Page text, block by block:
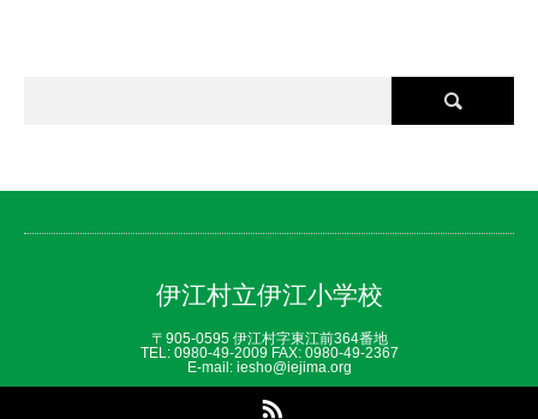
伊江村立伊江小学校
〒905-0595 伊江村字東江前364番地
TEL: 0980‐49‐2009 FAX: 0980‐49‐2367
E-mail: iesho@iejima.org